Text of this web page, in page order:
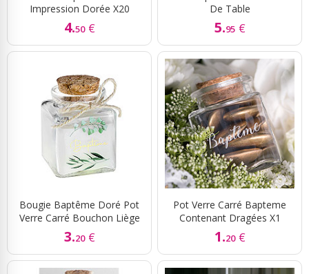
Impression Dorée X20
4.50 €
De Table
5.95 €
Bougie Baptême Doré Pot
Verre Carré Bouchon Liège
3.20 €
Pot Verre Carré Bapteme
Contenant Dragées X1
1.20 €